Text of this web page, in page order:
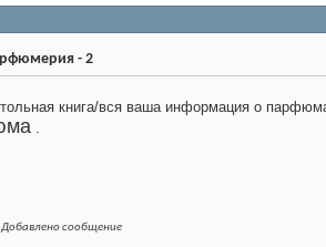
- 2
книга/вся ваша информация о
.
Добавлено сообщение